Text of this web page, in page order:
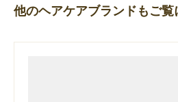
他のヘアケアブランドもご